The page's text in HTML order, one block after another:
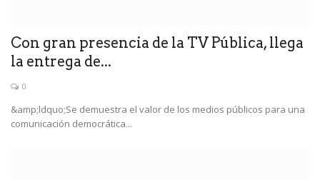
Con gran presencia de la TV Pública, llega
la entrega de...
0
&amp;ldquo;Se demuestra el valor de los medios públicos para una
comunicación democrática...